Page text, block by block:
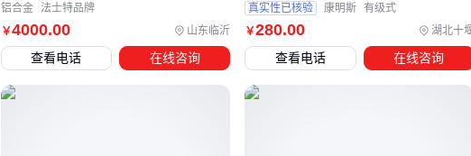
滑或过早磨损
AMT变速箱
对电子控制单元的兼容性要求较高
密封系统：高温高压环境下，普通密封材料容易失效导致漏
￥4000.00 山东临沂
铝合金 法士特品牌
查看电话 在线咨询
￥280.00 湖北十
真实性已核验 康明斯 有级式
查看电话 在线咨询